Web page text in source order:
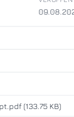
(133.75 KB)